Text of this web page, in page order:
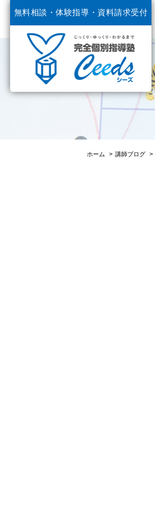
無料相談・体験指導・ 資料請求受付
中
ホーム 講師ブログ